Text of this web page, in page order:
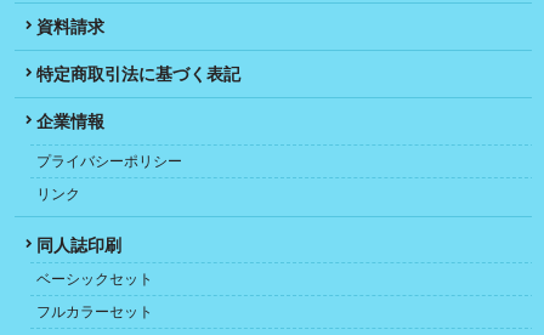
資料請求
特定商取引法に基づく表記
企業情報
プライバシーポリシー
リンク
同人誌印刷
ベーシックセット
フルカラーセット